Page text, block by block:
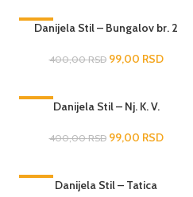
-75%
Danijela Stil – Bungalov br. 2
400,00RSD 99,00 RSD
Danijela Stil – Nj. K. V.
400,00RSD 99,00 RSD
Danijela Stil – Tatica